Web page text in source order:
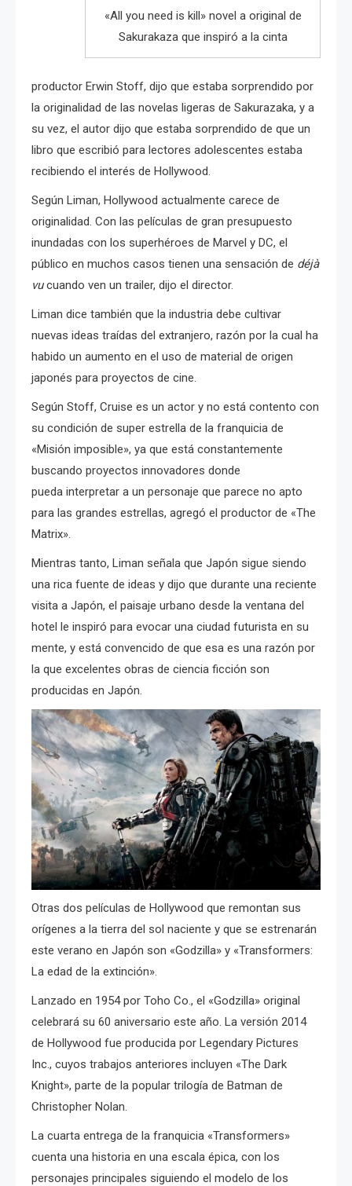
«All you need is kill» novel a original de
Sakurakaza que inspiró a la cinta
productor Erwin Stoff, dijo que estaba sorprendido por
la originalidad de las novelas ligeras de Sakurazaka, y a
su vez, el autor dijo que estaba sorprendido de que un
libro que escribió para lectores adolescentes estaba
recibiendo el interés de Hollywood.
Según Liman, Hollywood actualmente carece de
originalidad. Con las películas de gran presupuesto
inundadas con los superhéroes de Marvel y DC, el
público en muchos casos tienen una sensación de déjà
vucuando ven un trailer, dijo el director.
Liman dice también que la industria debe cultivar
nuevas ideas traídas del extranjero, razón por la cual ha
habido un aumento en el uso de material de origen
japonés para proyectos de cine.
Según Stoff, Cruise es un actor y no está contento con
su condición de super estrella de la franquicia de
«Misión imposible», ya que está constantemente
buscando proyectos innovadores donde
pueda interpretar a un personaje que parece no apto
para las grandes estrellas, agregó el productor de «The
Matrix».
Mientras tanto, Liman señala que Japón sigue siendo
una rica fuente de ideas y dijo que durante una reciente
visita a Japón, el paisaje urbano desde la ventana del
hotel le inspiró para evocar una ciudad futurista en su
mente, y está convencido de que esa es una razón por
la que excelentes obras de ciencia ficción son
producidas en Japón.
Otras dos películas de Hollywood que remontan sus
orígenes a la tierra del sol naciente y que se estrenarán
este verano en Japón son «Godzilla» y «Transformers:
La edad de la extinción».
Lanzado en 1954 por Toho Co., el «Godzilla» original
celebrará su 60 aniversario este año. La versión 2014
de Hollywood fue producida por Legendary Pictures
Inc., cuyos trabajos anteriores incluyen «The Dark
Knight», parte de la popular trilogía de Batman de
Christopher Nolan.
La cuarta entrega de la franquicia «Transformers»
cuenta una historia en una escala épica, con los
personajes principales siguiendo el modelo de los